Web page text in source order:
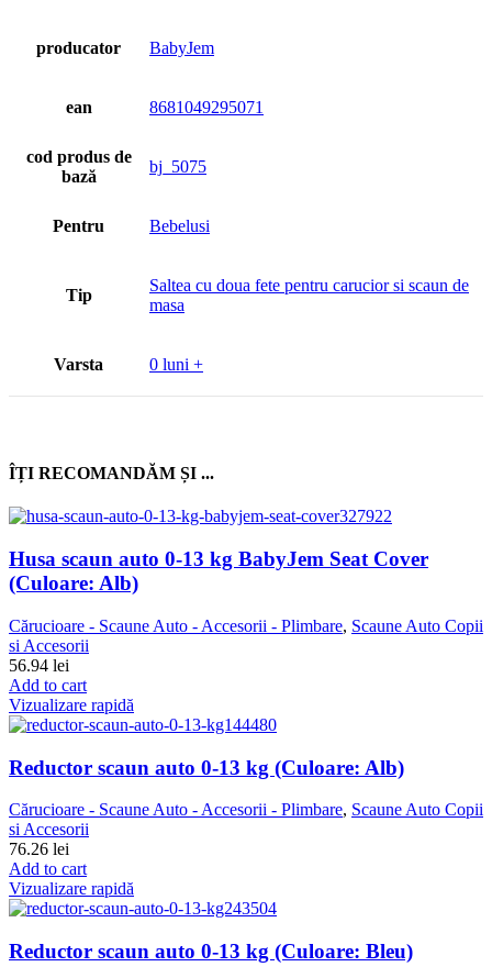
producator BabyJem
ean 8681049295071
cod produs de
bază
bj_5075
Pentru Bebelusi
Tip
Saltea cu doua fete pentru carucior si scaun de
masa
Varsta 0 luni +
ÎȚI RECOMANDĂM ȘI ...
Husa scaun auto 0-13 kg BabyJem Seat Cover
(Culoare: Alb)
Cărucioare - Scaune Auto - Accesorii - Plimbare, Scaune Auto Copii
si Accesorii
56.94 lei
Add to cart
Vizualizare rapidă
Reductor scaun auto 0-13 kg (Culoare: Alb)
Cărucioare - Scaune Auto - Accesorii - Plimbare, Scaune Auto Copii
si Accesorii
76.26 lei
Add to cart
Vizualizare rapidă
Reductor scaun auto 0-13 kg (Culoare: Bleu)